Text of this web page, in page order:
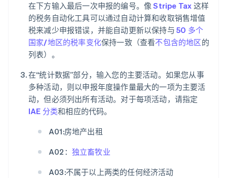
在下方输入最后一次申报的编号。像Stripe Tax 这样
的税务自动化工具可以通过自动计算和收取销售增值
税来减少申报错误，并能自动更新以保持与 50 多个
国家/地区的税率变化保持一致（查看不包含的地区的
列表）。
在“统计数据”部分，输入您的主要活动。如果您从事
多种活动，则以申报年度操作量最大的一项为主要活
动，但必须列出所有活动。对于每项活动，请指定
IAE 分类和相应的代码。
A01:房地产出租
A02： 独立畜牧业
A03:不属于以上两类的任何经济活动